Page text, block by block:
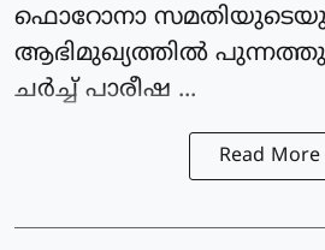
ഫൊറോനാ
ആഭിമുഖ്യത്തില്‍
ചര്‍ച്ച് പാരീഷ ...
Read More